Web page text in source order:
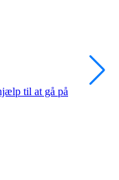
til at gå på